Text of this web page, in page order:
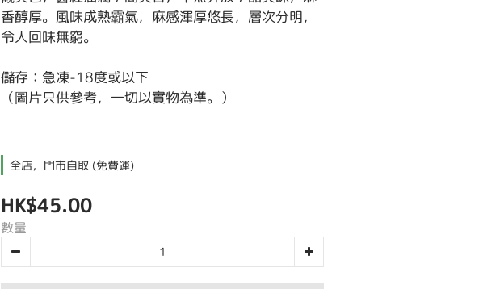
香醇厚。風味成熟霸氣，麻感渾厚悠長，層次分明，
令人回味無窮。
儲存：急凍-18度或以下
（圖片只供參考，一切以實物為準。）
全店，門市自取 (免費運)
HK$45.00
數量